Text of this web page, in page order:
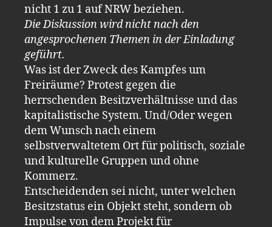
nicht 1 zu 1 auf NRW beziehen.
Die Diskussion wird nicht nach den
angesprochenen Themen in der Einladung
geführt.
Was ist der Zweck des Kampfes um
Freiräume? Protest gegen die
herrschenden Besitzverhältnisse und das
kapitalistische System. Und/Oder wegen
dem Wunsch nach einem
selbstverwaltetem Ort für politisch, soziale
und kulturelle Gruppen und ohne
Kommerz.
Entscheidenden sei nicht, unter welchen
Besitzstatus ein Objekt steht, sondern ob
Impulse von dem Projekt für